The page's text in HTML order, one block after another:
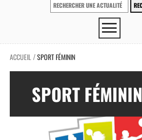
ACCUEIL /SPORT FÉMININ
SPORT FÉMININ